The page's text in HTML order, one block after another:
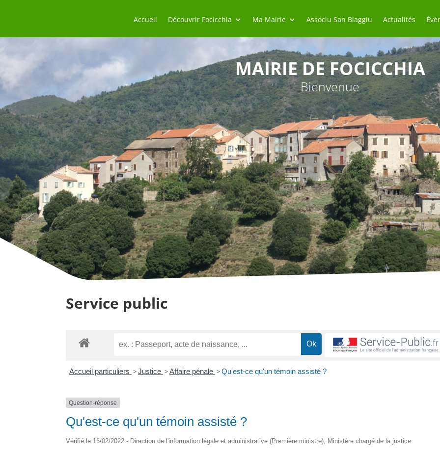
Accueil Découvrir Focicchia Ma Mairie Associu San Biaggiu Actualités
MAIRIE DE FOCICCHIA
Bienvenue
Service public
Accueil particuliers >Justice >Affaire pénale >Qu'est-ce qu'un témoin assisté ?
Question-réponse
Qu'est-ce qu'un témoin assisté ?
Vérifié le 16/02/2022 - Direction de l'information légale et administrative (Première ministre), Ministère chargé de la justice